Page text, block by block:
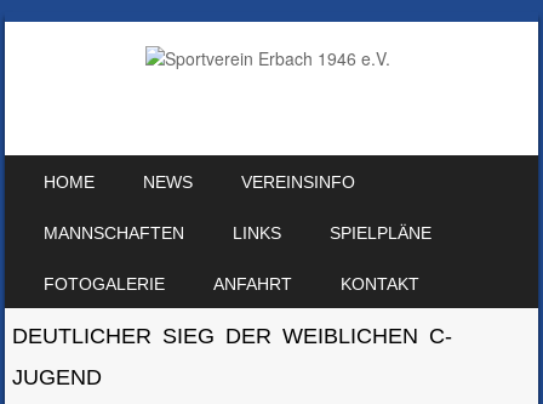
HOME NEWS VEREINSINFO
MANNSCHAFTEN LINKS SPIELPLÄNE
FOTOGALERIE ANFAHRT KONTAKT
DEUTLICHER SIEG DER WEIBLICHEN C-
JUGEND